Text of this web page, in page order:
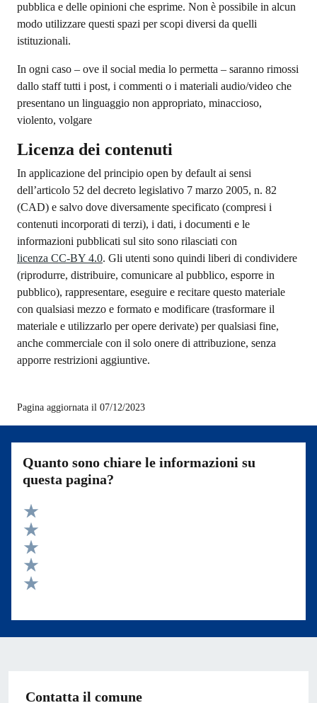
pubblica e delle opinioni che esprime. Non è possibile in alcun
modo utilizzare questi spazi per scopi diversi da quelli
istituzionali.
In ogni caso – ove il social media lo permetta – saranno rimossi
dallo staff tutti i post, i commenti o i materiali audio/video che
presentano un linguaggio non appropriato, minaccioso,
violento, volgare
Licenza dei contenuti
In applicazione del principio open by default ai sensi
dell’articolo 52 del decreto legislativo 7 marzo 2005, n. 82
(CAD) e salvo dove diversamente specificato (compresi i
contenuti incorporati di terzi), i dati, i documenti e le
informazioni pubblicati sul sito sono rilasciati con
licenza CC-BY 4.0. Gli utenti sono quindi liberi di condividere
(riprodurre, distribuire, comunicare al pubblico, esporre in
pubblico), rappresentare, eseguire e recitare questo materiale
con qualsiasi mezzo e formato e modificare (trasformare il
materiale e utilizzarlo per opere derivate) per qualsiasi fine,
anche commerciale con il solo onere di attribuzione, senza
apporre restrizioni aggiuntive.
Pagina aggiornata il 07/12/2023
Quanto sono chiare le informazioni su
questa pagina?
Valuta 5 stelle su 5
Valuta 4 stelle su 5
Valuta 3 stelle su 5
Valuta 2 stelle su 5
Contatta il comune